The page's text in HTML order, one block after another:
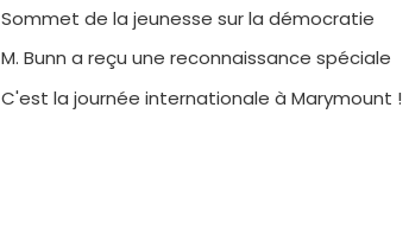
Sommet de la jeunesse sur la démocratie
M. Bunn a reçu une reconnaissance spéciale
C'est la journée internationale à Marymount !